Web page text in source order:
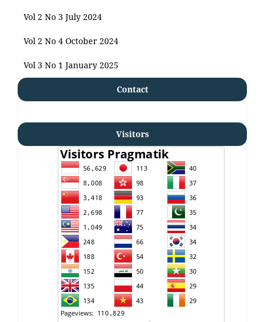
Vol 2 No 3 July 2024
Vol 2 No 4 October 2024
Vol 3 No 1 January 2025
Contact
Visitors